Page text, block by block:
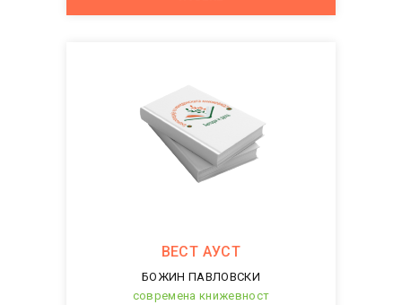
ВЕСТ АУСТ
БОЖИН ПАВЛОВСКИ
современа книжевност